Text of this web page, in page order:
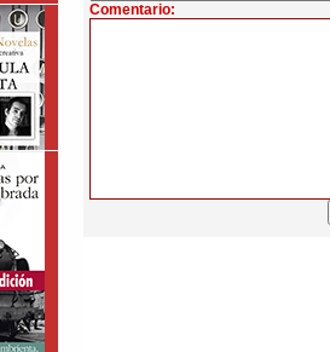
Comentario: